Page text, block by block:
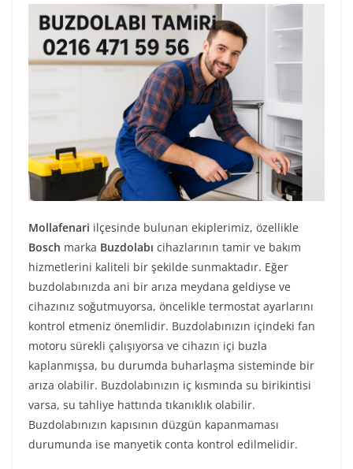
Mollafenari ilçesinde bulunan ekiplerimiz, özellikle
Bosch marka Buzdolabı cihazlarının tamir ve bakım
hizmetlerini kaliteli bir şekilde sunmaktadır. Eğer
buzdolabınızda ani bir arıza meydana geldiyse ve
cihazınız soğutmuyorsa, öncelikle termostat ayarlarını
kontrol etmeniz önemlidir. Buzdolabınızın içindeki fan
motoru sürekli çalışıyorsa ve cihazın içi buzla
kaplanmışsa, bu durumda buharlaşma sisteminde bir
arıza olabilir. Buzdolabınızın iç kısmında su birikintisi
varsa, su tahliye hattında tıkanıklık olabilir.
Buzdolabınızın kapısının düzgün kapanmaması
durumunda ise manyetik conta kontrol edilmelidir.